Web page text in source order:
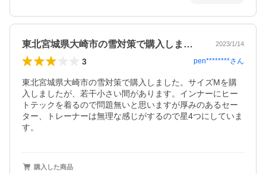
東北宮城県大崎市の雪対策で購入しました… 2023/1/14
3 pen********さん
東北宮城県大崎市の雪対策で購入しました。サイズMを購
入しましたが、若干小さい間があります。インナーにヒー
トテックを着るので問題無いと思いますが厚みのあるセー
ター、トレーナーは無理な感じがするので星4つにしていま
す。
購入した商品